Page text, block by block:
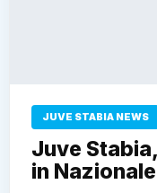
JUVE STABIA NEWS
Juve
in